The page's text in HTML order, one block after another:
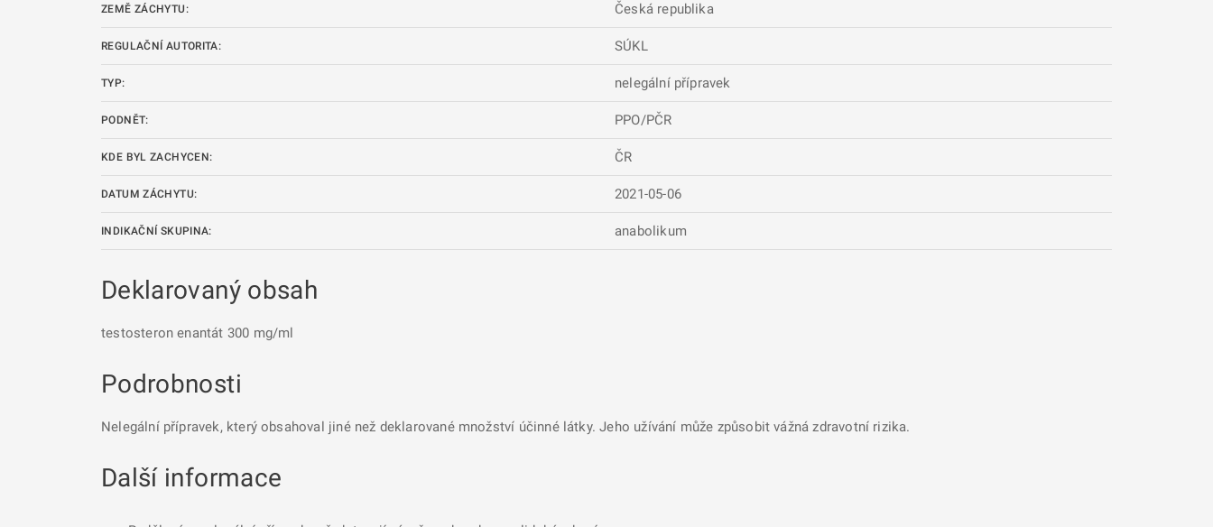
ZEMĚ ZÁCHYTU: Česká republika
REGULAČNÍ AUTORITA: SÚKL
TYP: nelegální přípravek
PODNĚT: PPO/PČR
KDE BYL ZACHYCEN: ČR
DATUM ZÁCHYTU: 2021-05-06
INDIKAČNÍ SKUPINA: anabolikum
Deklarovaný obsah
testosteron enantát 300 mg/ml
Podrobnosti
Nelegální přípravek, který obsahoval jiné než deklarované množství účinné látky. Jeho užívání může způsobit vážná zdravotní rizika.
Další informace